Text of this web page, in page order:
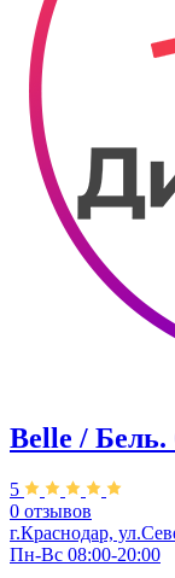
Belle /
5
0 отзывов
г.Краснодар,
Пн-Вс 08:00-20:00